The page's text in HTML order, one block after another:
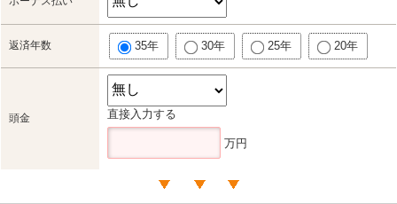
返済年数 35年 30年 25年 20年
頭金 直接入力する
万円